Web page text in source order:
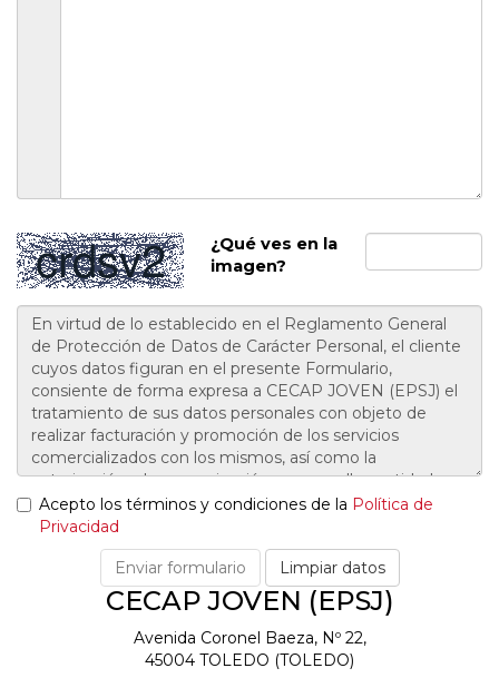
¿Qué ves en la
imagen?
Acepto los términos y condiciones de la Política de
Privacidad
CECAP JOVEN (EPSJ)
Avenida Coronel Baeza, Nº 22,
45004 TOLEDO (TOLEDO)